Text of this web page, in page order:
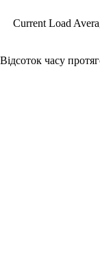
Current Load
Відсоток часу